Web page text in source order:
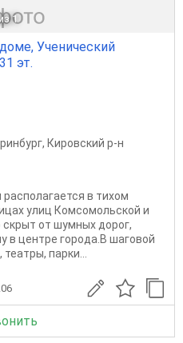
из 1
Ученический
эт.
, Кировский р-н
в тихом
улиц Комсомольской и
от шумных дорог,
в центре города.В шаговой
парки...